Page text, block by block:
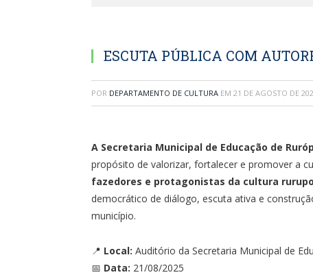
ESCUTA PÚBLICA COM
POR DEPARTAMENTO DE CULTURA EM 21 DE AGOSTO DE
A Secretaria Municipal de Educação de
propósito de valorizar, fortalecer e promover a
fazedores e protagonistas da cultura
democrático de diálogo, escuta ativa e
município.
📍 Local: Auditório da Secretaria Municipal de
📅 Data: 21/08/2025